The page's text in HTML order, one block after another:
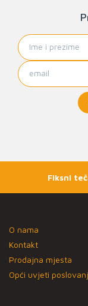
Fiksni
O nama
Kontakt
Prodajna mjesta
Opći uvjeti